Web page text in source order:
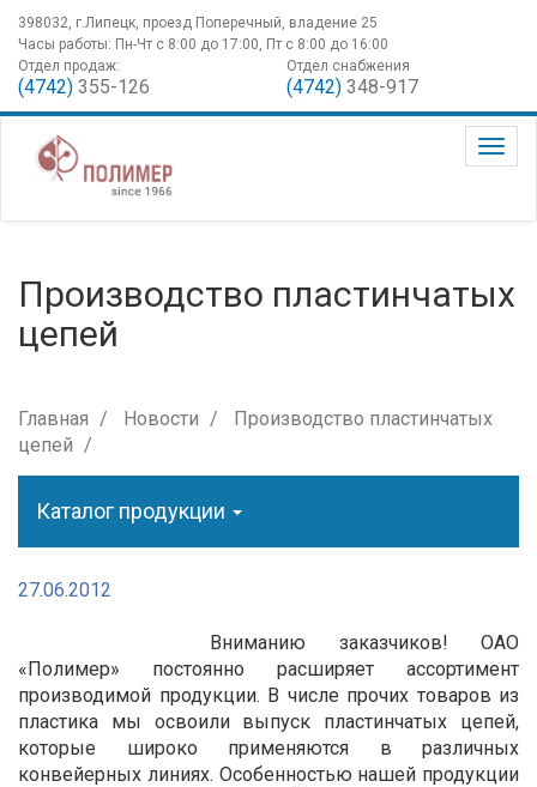
398032, г.Липецк, проезд Поперечный, владение 25
Часы работы: Пн-Чт с 8:00 до 17:00, Пт с 8:00 до 16:00
Отдел продаж:
(4742) 355-126
Отдел снабжения
(4742) 348-917
Производство пластинчатых
цепей
Главная Новости
Производство пластинчатых
цепей
Каталог продукции
27.06.2012
Вниманию заказчиков! ОАО
«Полимер» постоянно расширяет ассортимент
производимой продукции. В числе прочих товаров из
пластика мы освоили выпуск пластинчатых цепей,
которые широко применяются в различных
конвейерных линиях. Особенностью нашей продукции